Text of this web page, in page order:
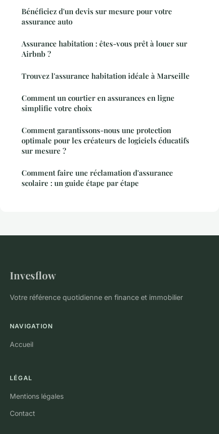
Bénéficiez d'un devis sur mesure pour votre
assurance auto
Assurance habitation : êtes-vous prêt à louer sur
Airbnb ?
Trouvez l'assurance habitation idéale à Marseille
Comment un courtier en assurances en ligne
simplifie votre choix
Comment garantissons-nous une protection
optimale pour les créateurs de logiciels éducatifs
sur mesure ?
Comment faire une réclamation d'assurance
scolaire : un guide étape par étape
Invesflow
Votre référence quotidienne en finance et immobilier
NAVIGATION
Accueil
LÉGAL
Mentions légales
Contact